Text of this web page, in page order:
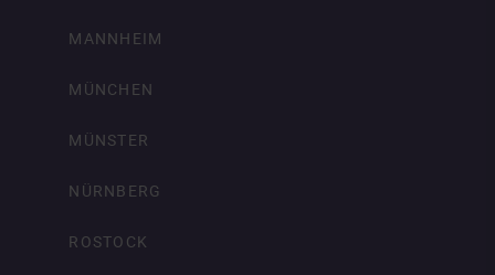
MANNHEIM
MÜNCHEN
MÜNSTER
NÜRNBERG
ROSTOCK